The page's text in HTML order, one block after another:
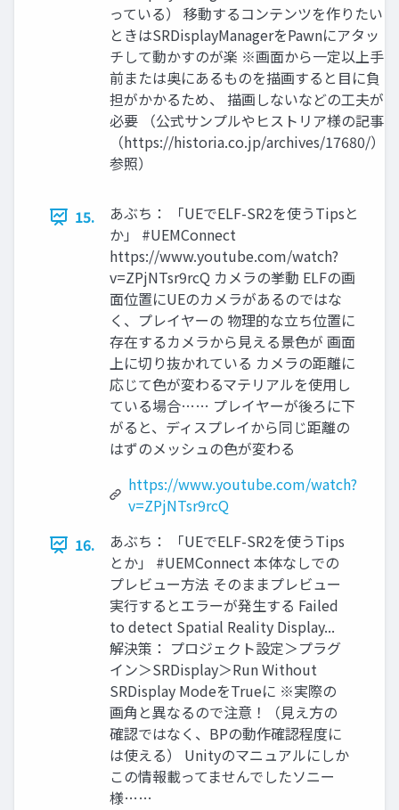
っている） 移動するコンテンツを作りたい
ときはSRDisplayManagerをPawnにアタッ
チして動かすのが楽 ※画面から一定以上手
前または奥にあるものを描画すると目に負
担がかかるため、 描画しないなどの工夫が
必要 （公式サンプルやヒストリア様の記事
（https://historia.co.jp/archives/17680/）
参照）
15.
あぶち： 「UEでELF-SR2を使うTipsと
か」 #UEMConnect
https://www.youtube.com/watch?
v=ZPjNTsr9rcQ カメラの挙動 ELFの画
面位置にUEのカメラがあるのではな
く、プレイヤーの 物理的な立ち位置に
存在するカメラから見える景色が 画面
上に切り抜かれている カメラの距離に
応じて色が変わるマテリアルを使用し
ている場合…… プレイヤーが後ろに下
がると、ディスプレイから同じ距離の
はずのメッシュの色が変わる
https://www.youtube.com/watch?
v=ZPjNTsr9rcQ
16.
あぶち： 「UEでELF-SR2を使うTips
とか」 #UEMConnect 本体なしでの
プレビュー方法 そのままプレビュー
実行するとエラーが発生する Failed
to detect Spatial Reality Display...
解決策： プロジェクト設定＞プラグ
イン＞SRDisplay＞Run Without
SRDisplay ModeをTrueに ※実際の
画角と異なるので注意！（見え方の
確認ではなく、BPの動作確認程度に
は使える） Unityのマニュアルにしか
この情報載ってませんでしたソニー
様……